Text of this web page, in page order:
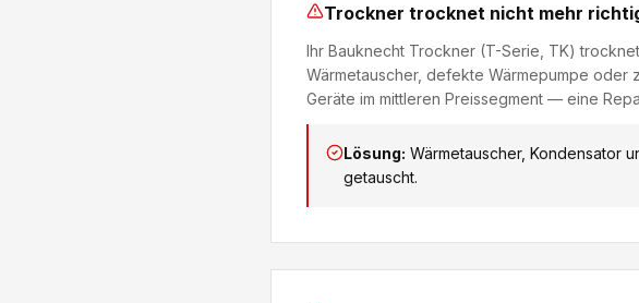
Trockner trocknet nicht mehr
Ihr Bauknecht Trockner (T-Serie, TK)
Wärmetauscher, defekte Wärmepumpe
Geräte im mittleren Preissegment — eine
Lösung: Wärmetauscher, Kondensator
getauscht.